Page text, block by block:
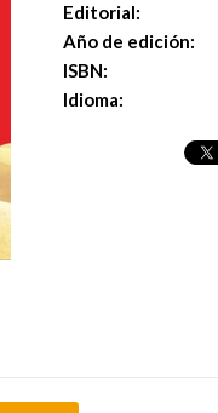
Editorial:
Año de edición:
ISBN:
Idioma: